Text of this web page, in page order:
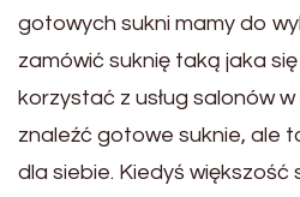
gotowych sukni mamy do
zamówić suknię taką jaka
korzystać z usług salonów
znaleźć gotowe suknie, ale
dla siebie. Kiedyś większość